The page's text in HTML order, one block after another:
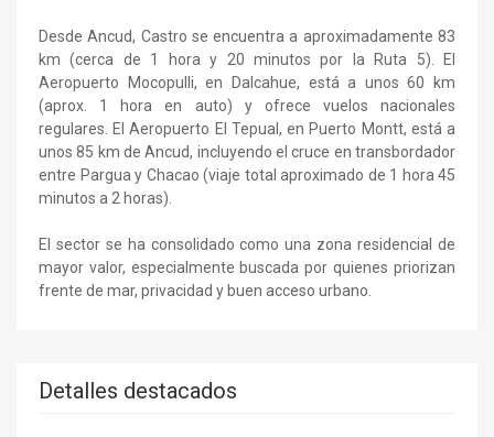
Desde Ancud, Castro se encuentra a aproximadamente 83
km (cerca de 1 hora y 20 minutos por la Ruta 5). El
Aeropuerto Mocopulli, en Dalcahue, está a unos 60 km
(aprox. 1 hora en auto) y ofrece vuelos nacionales
regulares. El Aeropuerto El Tepual, en Puerto Montt, está a
unos 85 km de Ancud, incluyendo el cruce en transbordador
entre Pargua y Chacao (viaje total aproximado de 1 hora 45
minutos a 2 horas).
El sector se ha consolidado como una zona residencial de
mayor valor, especialmente buscada por quienes priorizan
frente de mar, privacidad y buen acceso urbano.
Detalles destacados